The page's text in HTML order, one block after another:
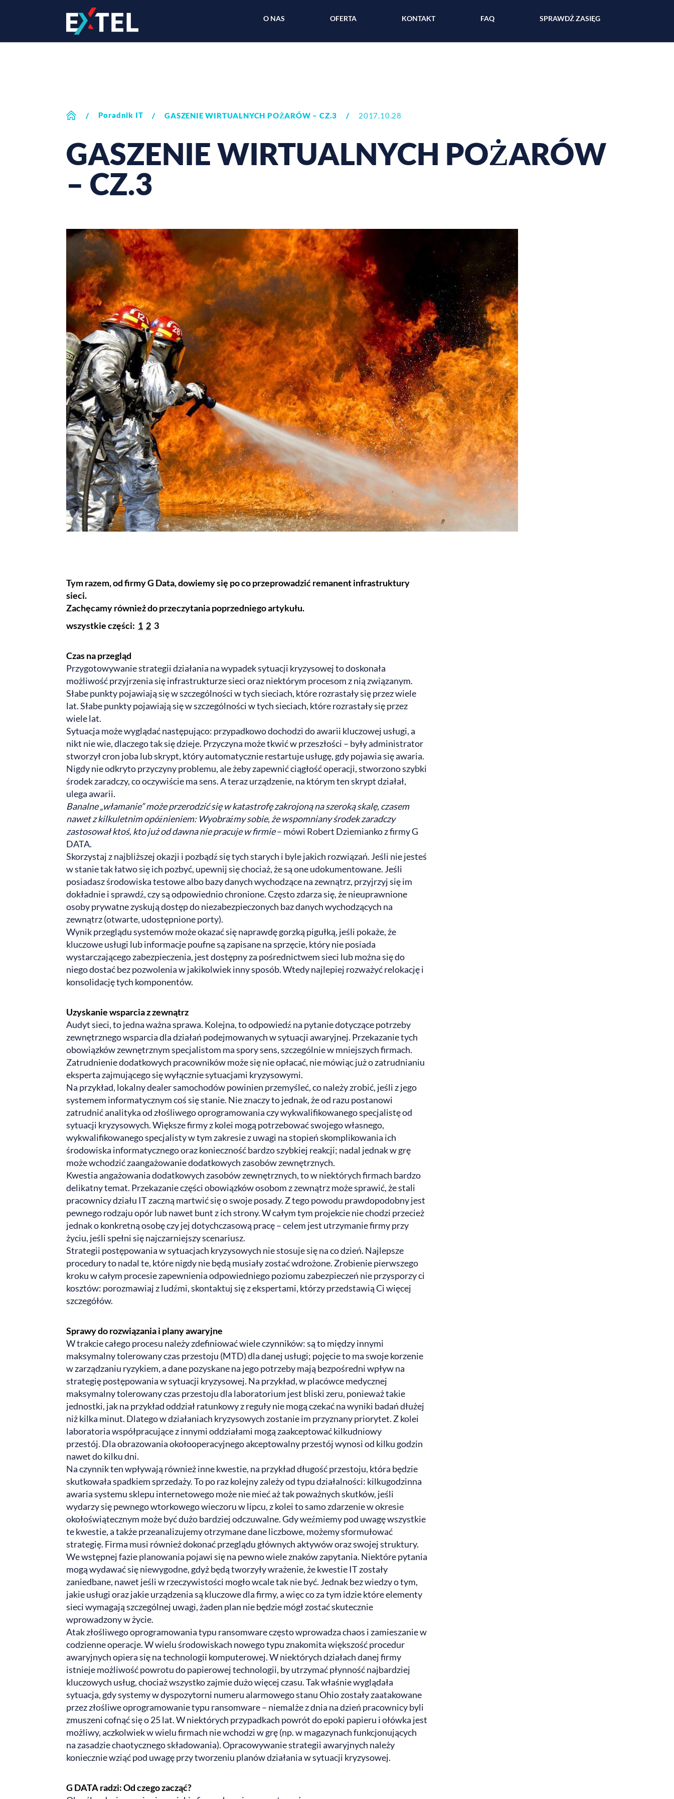
O NAS OFERTA KONTAKT FAQ SPRAWDŹ ZASIĘG
/ Poradnik IT / GASZENIE WIRTUALNYCH POŻARÓW – CZ.3 / 2017.10.28
GASZENIE WIRTUALNYCH POŻARÓW
– CZ.3
Tym razem, od firmy G Data, dowiemy się po co przeprowadzić remanent infrastruktury
sieci.
Zachęcamy również do przeczytania poprzedniego artykułu.
wszystkie części: 1 2 3
Czas na przegląd
Przygotowywanie strategii działania na wypadek sytuacji kryzysowej to doskonała
możliwość przyjrzenia się infrastrukturze sieci oraz niektórym procesom z nią związanym.
Słabe punkty pojawiają się w szczególności w tych sieciach, które rozrastały się przez wiele
lat. Słabe punkty pojawiają się w szczególności w tych sieciach, które rozrastały się przez
wiele lat.
Sytuacja może wyglądać następująco: przypadkowo dochodzi do awarii kluczowej usługi, a
nikt nie wie, dlaczego tak się dzieje. Przyczyna może tkwić w przeszłości – były administrator
stworzył cron joba lub skrypt, który automatycznie restartuje usługę, gdy pojawia się awaria.
Nigdy nie odkryto przyczyny problemu, ale żeby zapewnić ciągłość operacji, stworzono szybki
środek zaradczy, co oczywiście ma sens. A teraz urządzenie, na którym ten skrypt działał,
ulega awarii.
Banalne „włamanie” może przerodzić się w katastrofę zakrojoną na szeroką skalę, czasem
nawet z kilkuletnim opóźnieniem: Wyobraźmy sobie, że wspomniany środek zaradczy
zastosował ktoś, kto już od dawna nie pracuje w firmie– mówi Robert Dziemianko z firmy G
DATA.
Skorzystaj z najbliższej okazji i pozbądź się tych starych i byle jakich rozwiązań. Jeśli nie jesteś
w stanie tak łatwo się ich pozbyć, upewnij się chociaż, że są one udokumentowane. Jeśli
posiadasz środowiska testowe albo bazy danych wychodzące na zewnątrz, przyjrzyj się im
dokładnie i sprawdź, czy są odpowiednio chronione. Często zdarza się, że nieuprawnione
osoby prywatne zyskują dostęp do niezabezpieczonych baz danych wychodzących na
zewnątrz (otwarte, udostępnione porty).
Wynik przeglądu systemów może okazać się naprawdę gorzką pigułką, jeśli pokaże, że
kluczowe usługi lub informacje poufne są zapisane na sprzęcie, który nie posiada
wystarczającego zabezpieczenia, jest dostępny za pośrednictwem sieci lub można się do
niego dostać bez pozwolenia w jakikolwiek inny sposób. Wtedy najlepiej rozważyć relokację i
konsolidację tych komponentów.
Uzyskanie wsparcia z zewnątrz
Audyt sieci, to jedna ważna sprawa. Kolejna, to odpowiedź na pytanie dotyczące potrzeby
zewnętrznego wsparcia dla działań podejmowanych w sytuacji awaryjnej. Przekazanie tych
obowiązków zewnętrznym specjalistom ma spory sens, szczególnie w mniejszych firmach.
Zatrudnienie dodatkowych pracowników może się nie opłacać, nie mówiąc już o zatrudnianiu
eksperta zajmującego się wyłącznie sytuacjami kryzysowymi.
Na przykład, lokalny dealer samochodów powinien przemyśleć, co należy zrobić, jeśli z jego
systemem informatycznym coś się stanie. Nie znaczy to jednak, że od razu postanowi
zatrudnić analityka od złośliwego oprogramowania czy wykwalifikowanego specjalistę od
sytuacji kryzysowych. Większe firmy z kolei mogą potrzebować swojego własnego,
wykwalifikowanego specjalisty w tym zakresie z uwagi na stopień skomplikowania ich
środowiska informatycznego oraz konieczność bardzo szybkiej reakcji; nadal jednak w grę
może wchodzić zaangażowanie dodatkowych zasobów zewnętrznych.
Kwestia angażowania dodatkowych zasobów zewnętrznych, to w niektórych firmach bardzo
delikatny temat. Przekazanie części obowiązków osobom z zewnątrz może sprawić, że stali
pracownicy działu IT zaczną martwić się o swoje posady. Z tego powodu prawdopodobny jest
pewnego rodzaju opór lub nawet bunt z ich strony. W całym tym projekcie nie chodzi przecież
jednak o konkretną osobę czy jej dotychczasową pracę – celem jest utrzymanie firmy przy
życiu, jeśli spełni się najczarniejszy scenariusz.
Strategii postępowania w sytuacjach kryzysowych nie stosuje się na co dzień. Najlepsze
procedury to nadal te, które nigdy nie będą musiały zostać wdrożone. Zrobienie pierwszego
kroku w całym procesie zapewnienia odpowiedniego poziomu zabezpieczeń nie przysporzy ci
kosztów: porozmawiaj z ludźmi, skontaktuj się z ekspertami, którzy przedstawią Ci więcej
szczegółów.
Sprawy do rozwiązania i plany awaryjne
W trakcie całego procesu należy zdefiniować wiele czynników: są to między innymi
maksymalny tolerowany czas przestoju (MTD) dla danej usługi; pojęcie to ma swoje korzenie
w zarządzaniu ryzykiem, a dane pozyskane na jego potrzeby mają bezpośredni wpływ na
strategię postępowania w sytuacji kryzysowej. Na przykład, w placówce medycznej
maksymalny tolerowany czas przestoju dla laboratorium jest bliski zeru, ponieważ takie
jednostki, jak na przykład oddział ratunkowy z reguły nie mogą czekać na wyniki badań dłużej
niż kilka minut. Dlatego w działaniach kryzysowych zostanie im przyznany priorytet. Z kolei
laboratoria współpracujące z innymi oddziałami mogą zaakceptować kilkudniowy
przestój. Dla obrazowania okołooperacyjnego akceptowalny przestój wynosi od kilku godzin
nawet do kilku dni.
Na czynnik ten wpływają również inne kwestie, na przykład długość przestoju, która będzie
skutkowała spadkiem sprzedaży. To po raz kolejny zależy od typu działalności: kilkugodzinna
awaria systemu sklepu internetowego może nie mieć aż tak poważnych skutków, jeśli
wydarzy się pewnego wtorkowego wieczoru w lipcu, z kolei to samo zdarzenie w okresie
okołoświątecznym może być dużo bardziej odczuwalne. Gdy weźmiemy pod uwagę wszystkie
te kwestie, a także przeanalizujemy otrzymane dane liczbowe, możemy sformułować
strategię. Firma musi również dokonać przeglądu głównych aktywów oraz swojej struktury.
We wstępnej fazie planowania pojawi się na pewno wiele znaków zapytania. Niektóre pytania
mogą wydawać się niewygodne, gdyż będą tworzyły wrażenie, że kwestie IT zostały
zaniedbane, nawet jeśli w rzeczywistości mogło wcale tak nie być. Jednak bez wiedzy o tym,
jakie usługi oraz jakie urządzenia są kluczowe dla firmy, a więc co za tym idzie które elementy
sieci wymagają szczególnej uwagi, żaden plan nie będzie mógł zostać skutecznie
wprowadzony w życie.
Atak złośliwego oprogramowania typu ransomware często wprowadza chaos i zamieszanie w
codzienne operacje. W wielu środowiskach nowego typu znakomita większość procedur
awaryjnych opiera się na technologii komputerowej. W niektórych działach danej firmy
istnieje możliwość powrotu do papierowej technologii, by utrzymać płynność najbardziej
kluczowych usług, chociaż wszystko zajmie dużo więcej czasu. Tak właśnie wyglądała
sytuacja, gdy systemy w dyspozytorni numeru alarmowego stanu Ohio zostały zaatakowane
przez złośliwe oprogramowanie typu ransomware – niemalże z dnia na dzień pracownicy byli
zmuszeni cofnąć się o 25 lat. W niektórych przypadkach powrót do epoki papieru i ołówka jest
możliwy, aczkolwiek w wielu firmach nie wchodzi w grę (np. w magazynach funkcjonujących
na zasadzie chaotycznego składowania). Opracowywanie strategii awaryjnych należy
koniecznie wziąć pod uwagę przy tworzeniu planów działania w sytuacji kryzysowej.
G DATA radzi: Od czego zacząć?